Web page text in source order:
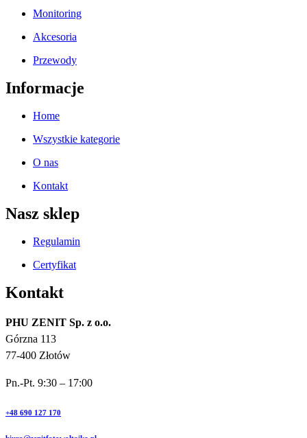
Monitoring
Akcesoria
Przewody
Informacje
Home
Wszystkie kategorie
O nas
Kontakt
Nasz sklep
Regulamin
Certyfikat
Kontakt
PHU ZENIT Sp. z o.o.
Górzna 113
77-400 Złotów
Pn.-Pt. 9:30 – 17:00
+48 690 127 170